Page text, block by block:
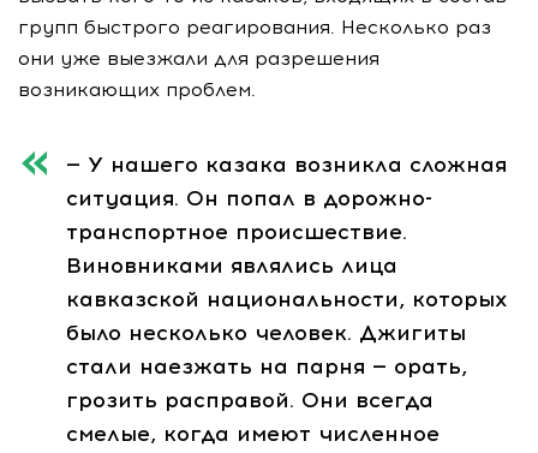
групп быстрого реагирования. Несколько раз
они уже выезжали для разрешения
возникающих проблем.
— У нашего казака возникла сложная
ситуация. Он попал в дорожно-
транспортное происшествие.
Виновниками являлись лица
кавказской национальности, которых
было несколько человек. Джигиты
стали наезжать на парня — орать,
грозить расправой. Они всегда
смелые, когда имеют численное